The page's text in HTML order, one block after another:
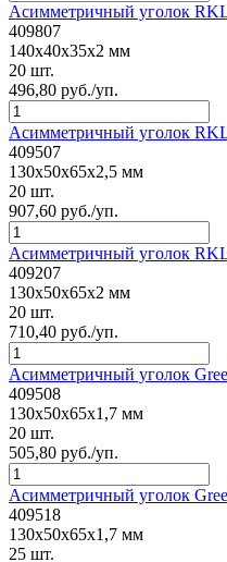
Асимметричный уголок
409807
140x40x35x2 мм
20 шт.
496,80 руб./уп.
Асимметричный уголок
409507
130x50x65x2,5 мм
20 шт.
907,60 руб./уп.
Асимметричный уголок
409207
130x50x65x2 мм
20 шт.
710,40 руб./уп.
Асимметричный уголок
409508
130x50x65x1,7 мм
20 шт.
505,80 руб./уп.
Асимметричный уголок
409518
130x50x65x1,7 мм
25 шт.